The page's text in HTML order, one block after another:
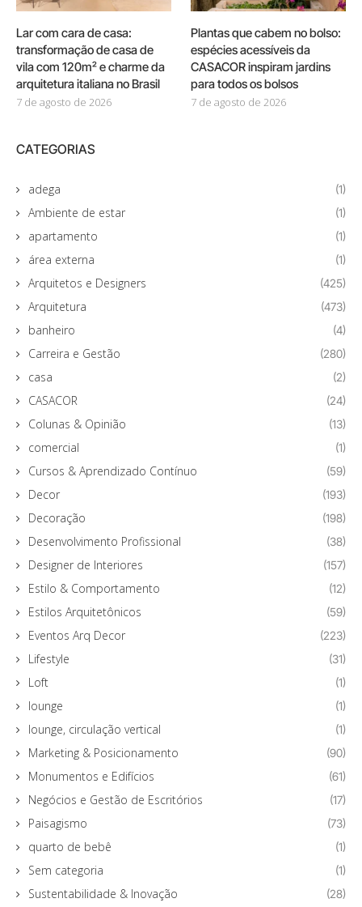
Lar com cara de casa:
transformação de casa de
vila com 120m² e charme da
arquitetura italiana no Brasil
7 de agosto de 2026
Plantas que cabem no bolso:
espécies acessíveis da
CASACOR inspiram jardins
para todos os bolsos
7 de agosto de 2026
CATEGORIAS
adega (1)
Ambiente de estar (1)
apartamento (1)
área externa (1)
Arquitetos e Designers (425)
Arquitetura (473)
banheiro (4)
Carreira e Gestão (280)
casa (2)
CASACOR (24)
Colunas & Opinião (13)
comercial (1)
Cursos & Aprendizado Contínuo (59)
Decor (193)
Decoração (198)
Desenvolvimento Profissional (38)
Designer de Interiores (157)
Estilo & Comportamento (12)
Estilos Arquitetônicos (59)
Eventos Arq Decor (223)
Lifestyle (31)
Loft (1)
lounge (1)
lounge, circulação vertical (1)
Marketing & Posicionamento (90)
Monumentos e Edifícios (61)
Negócios e Gestão de Escritórios (17)
Paisagismo (73)
quarto de bebê (1)
Sem categoria (1)
Sustentabilidade & Inovação (28)